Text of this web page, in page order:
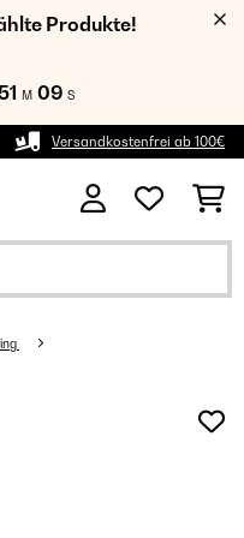
Produkte!
M 07 S
Versandkostenfrei ab 100€